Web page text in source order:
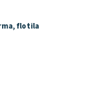
flotila